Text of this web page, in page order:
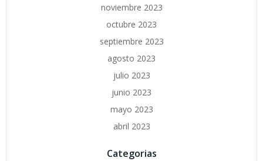
noviembre 2023
octubre 2023
septiembre 2023
agosto 2023
julio 2023
junio 2023
mayo 2023
abril 2023
Categorias